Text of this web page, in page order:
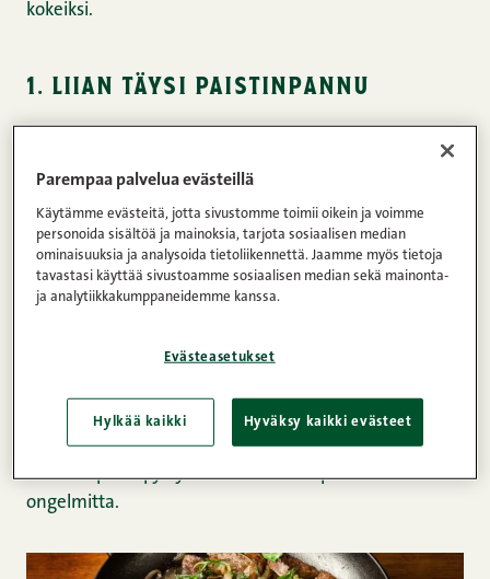
kokeiksi.
1. liian täysi paistinpannu
pannuun tai vuokaan on laitettu yksinkertaisesti liian
suuri määrä aineksia. Liian täysi paistinpannu
nimittäin viilenee, mikä saattaa lihan kohdalla johtaa
siihen, että lihasta irtoaa nesteitä eikä se paistu
kauniisti, vaan alkaa suorastaan kiehumaan pannulla.
ottaa huomioon, sillä se vaikuttaa paljon
monesti kypsentää toisistaan irrallaan. Hyvä
nyrkkisääntö määrään on myös se, että paistettavia
aineksia pitäsi pystyä kääntelemään pannulla
ongelmitta.
Parempaa palvelua evästeillä
Käytämme evästeitä, jotta sivustomme toimii oikein ja voimme
personoida sisältöä ja mainoksia, tarjota sosiaalisen median
ominaisuuksia ja analysoida tietoliikennettä. Jaamme myös tietoja
tavastasi käyttää sivustoamme sosiaalisen median sekä mainonta-
ja analytiikkakumppaneidemme kanssa.
Evästeasetukset
Hylkää kaikki Hyväksy kaikki evästeet